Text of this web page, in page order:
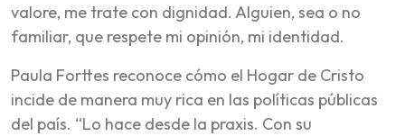
valore, me trate con dignidad. Alguien, sea o no
familiar, que respete mi opinión, mi identidad.
Paula Forttes reconoce cómo el Hogar de Cristo
incide de manera muy rica en las políticas públicas
del país. “Lo hace desde la praxis. Con su